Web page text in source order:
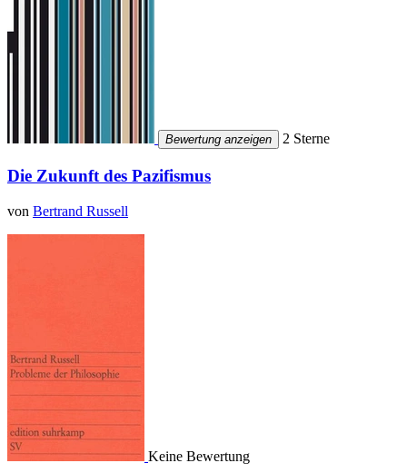
Bewertung anzeigen 2 Sterne
Die Zukunft des Pazifismus
von Bertrand Russell
Keine Bewertung